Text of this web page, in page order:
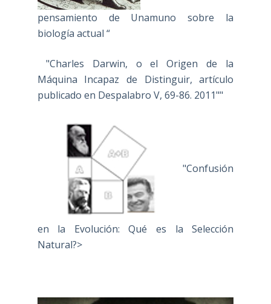
pensamiento de Unamuno sobre la
biología actual “
"Charles Darwin, o el Origen de la
Máquina Incapaz de Distinguir, artículo
publicado en Despalabro V, 69-86. 2011""
"Confusión
en la Evolución: Qué es la Selección
Natural?>